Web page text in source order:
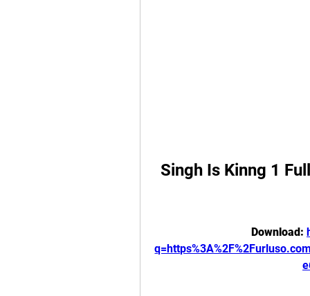
Singh Is Kinng 1
Download: